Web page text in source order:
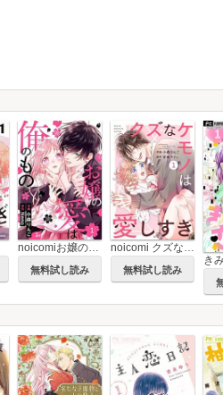
noicomiお嬢の愛は俺のもの
無料試し読み
noicomi クズなケモノは愛しすぎ
無料試し読み